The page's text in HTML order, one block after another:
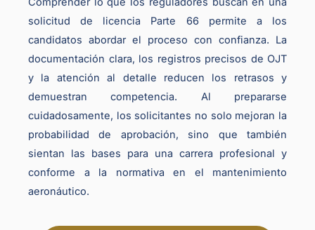
solicitud de licencia Parte 66 permite a los
candidatos abordar el proceso con confianza. La
documentación clara, los registros precisos de OJT
y la atención al detalle reducen los retrasos y
demuestran competencia. Al prepararse
cuidadosamente, los solicitantes no solo mejoran la
probabilidad de aprobación, sino que también
sientan las bases para una carrera profesional y
conforme a la normativa en el mantenimiento
aeronáutico.